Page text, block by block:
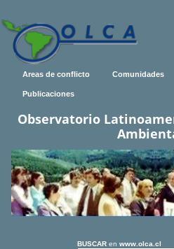
Areas de conflicto Comunidades
Publicaciones
Observatorio
BUSCAR en www.olca.cl